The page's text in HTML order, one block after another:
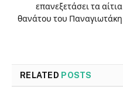
επανεξετάσει τα αίτια
θανάτου του Παναγιωτάκη
RELATED POSTS